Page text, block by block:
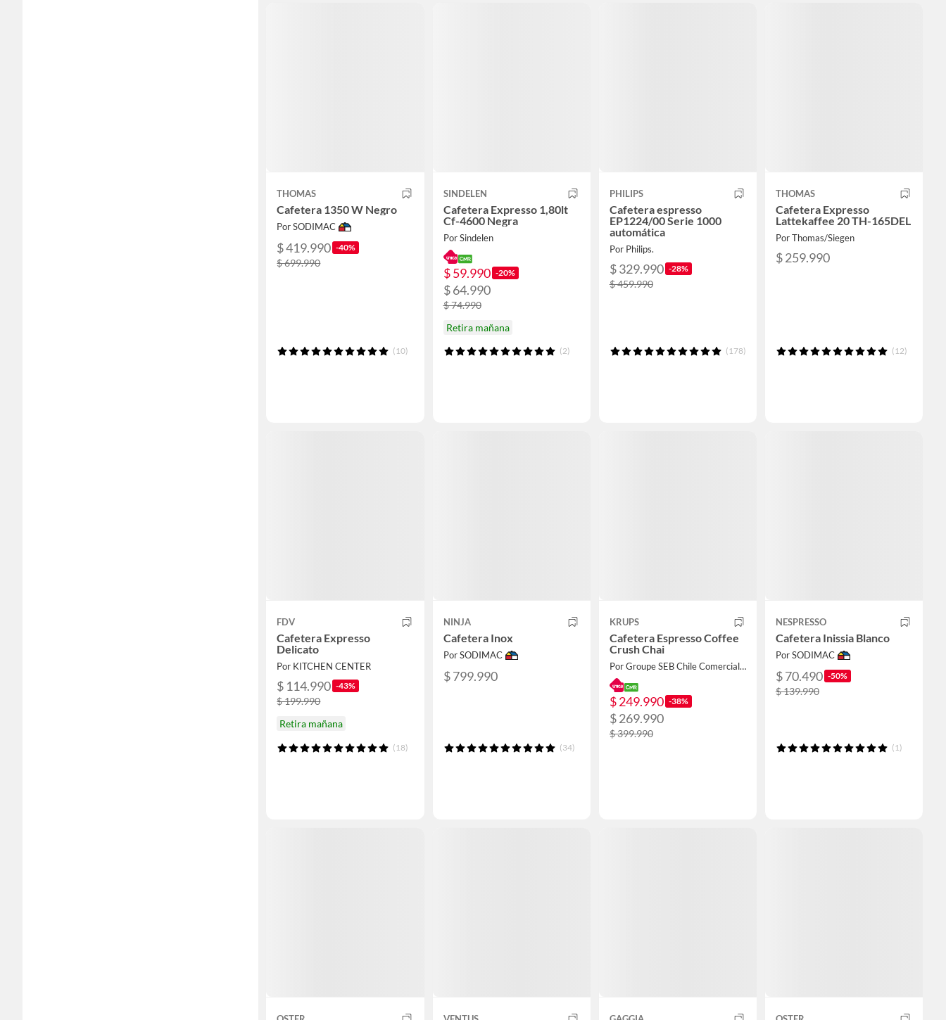
THOMAS
Cafetera 1350 W Negro
Por SODIMAC
$ 419.990 -40%
$ 699.990
(10)
SINDELEN
Cafetera Expresso 1,80lt
Cf-4600 Negra
Por Sindelen
$ 59.990 -20%
$ 64.990
$ 74.990
Retira mañana
(2)
PHILIPS
Cafetera espresso
EP1224/00 Serie 1000
automática
Por Philips.
$ 329.990 -28%
$ 459.990
(178)
THOMAS
Cafetera Expresso
Lattekaffee 20 TH-165DEL
Por Thomas/Siegen
$ 259.990
(12)
FDV
Cafetera Expresso
Delicato
Por KITCHEN CENTER
$ 114.990 -43%
$ 199.990
Retira mañana
(18)
NINJA
Cafetera Inox
Por SODIMAC
$ 799.990
(34)
KRUPS
Cafetera Espresso Coffee
Crush Chai
Por Groupe SEB Chile Comercial Limitada
$ 249.990 -38%
$ 269.990
$ 399.990
NESPRESSO
Cafetera Inissia Blanco
Por SODIMAC
$ 70.490 -50%
$ 139.990
(1)